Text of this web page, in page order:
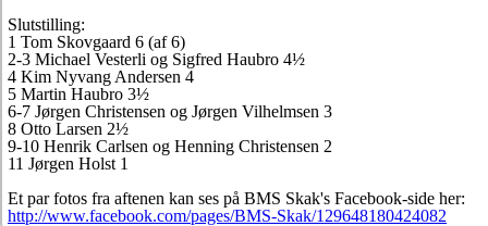
Slutstilling:
1 Tom Skovgaard 6 (af 6)
2-3 Michael Vesterli og Sigfred Haubro 4½
4 Kim Nyvang Andersen 4
5 Martin Haubro 3½
6-7 Jørgen Christensen og Jørgen Vilhelmsen 3
8 Otto Larsen 2½
9-10 Henrik Carlsen og Henning Christensen 2
11 Jørgen Holst 1
Et par fotos fra aftenen kan ses på BMS Skak's Facebook-side her:
http://www.facebook.com/pages/BMS-Skak/129648180424082